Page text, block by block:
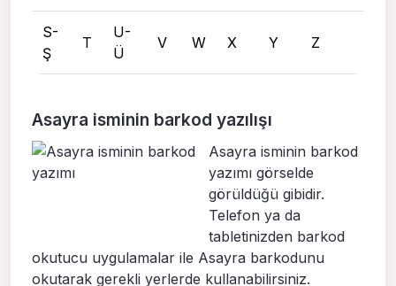
S-
Ş
T
U-
Ü
V W X Y Z
Asayra isminin barkod yazılışı
Asayra isminin barkod
yazımı görselde
görüldüğü gibidir.
Telefon ya da
tabletinizden barkod
okutucu uygulamalar ile Asayra barkodunu
okutarak gerekli yerlerde kullanabilirsiniz.